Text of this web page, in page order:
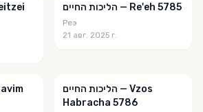
הליכות החיים — Re'eh 5785
Реэ
21 авг. 2025 г.
הליכות החיים — Vzos
Habracha 5786